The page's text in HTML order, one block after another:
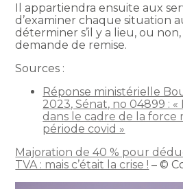
Il appartiendra ensuite aux
d’examiner chaque situation
déterminer s’il y a lieu, ou non,
demande de remise.
Sources :
Réponse ministérielle
2023, Sénat, no 04899 :
dans le cadre de la force
période covid »
Majoration de 40 % pour
TVA : mais c’était la crise ! – ©